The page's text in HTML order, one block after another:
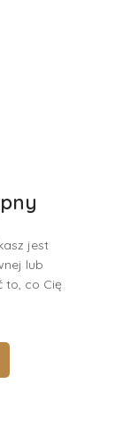
jest
lub
to, co Cię